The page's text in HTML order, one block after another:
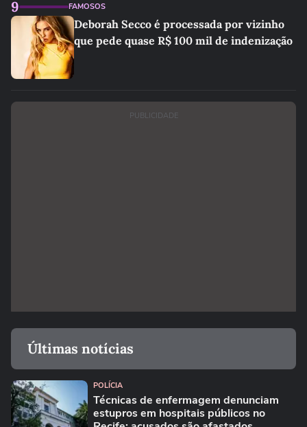
9 FAMOSOS
Deborah Secco é processada por vizinho
que pede quase R$ 100 mil de indenização
PUBLICIDADE
Últimas notícias
POLÍCIA
Técnicas de enfermagem denunciam
estupros em hospitais públicos no